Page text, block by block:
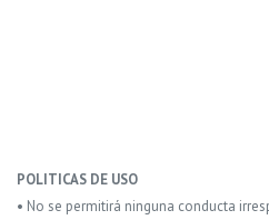
POLITICAS DE USO
• No se permitirá ninguna conducta